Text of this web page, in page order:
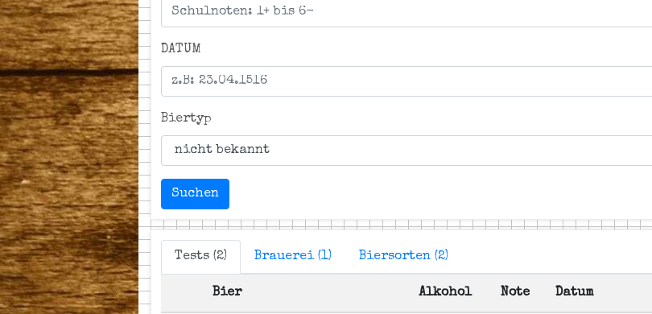
DATUM
Biertyp
Suchen
Tests (2) Brauerei (1) Biersorten (2)
Bier Alkohol Note Datum